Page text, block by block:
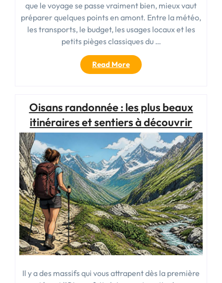
que le voyage se passe vraiment bien, mieux vaut
préparer quelques points en amont. Entre la météo,
les transports, le budget, les usages locaux et les
petits pièges classiques du …
Read More« Conseils
aux
:
guide
pratique
pour
préparer
son
séjour »
Oisans randonnée : les plus beaux
itinéraires et sentiers à découvrir
Il y a des massifs qui vous attrapent dès la première